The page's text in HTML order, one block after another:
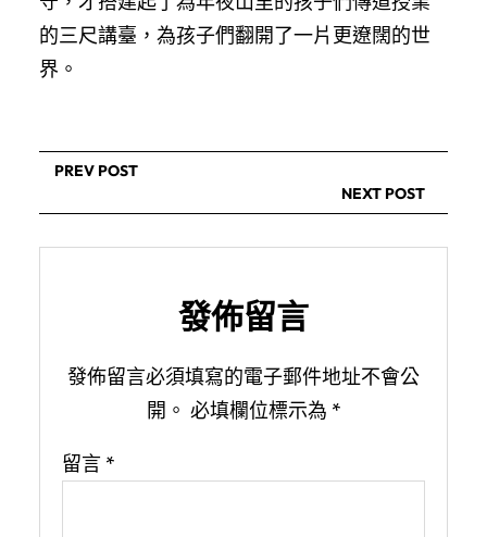
的三尺講臺，為孩子們翻開了一片更遼闊的世
界。
PREV POST
NEXT POST
發佈留言
發佈留言必須填寫的電子郵件地址不會公
開。 必填欄位標示為 *
留言 *